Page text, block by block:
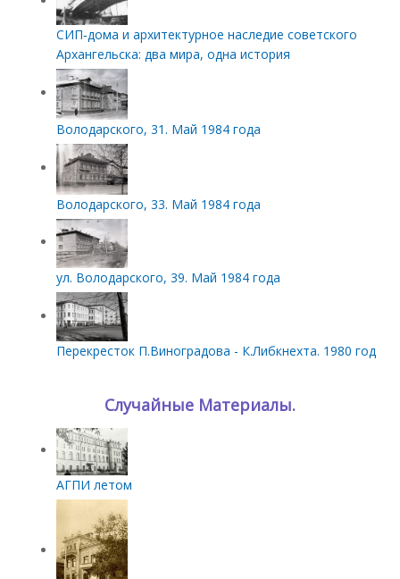
СИП‑дома и архитектурное наследие советского
Архангельска: два мира, одна история
Володарского, 31. Май 1984 года
Володарского, 33. Май 1984 года
ул. Володарского, 39. Май 1984 года
Перекресток П.Виноградова - К.Либкнехта. 1980 год
Случайные Материалы.
АГПИ летом